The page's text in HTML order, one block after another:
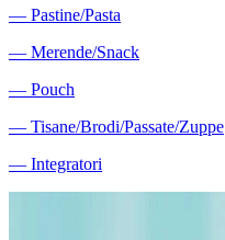
― Pastine/Pasta
― Merende/Snack
― Pouch
― Tisane/Brodi/Passate/Zuppe
― Integratori